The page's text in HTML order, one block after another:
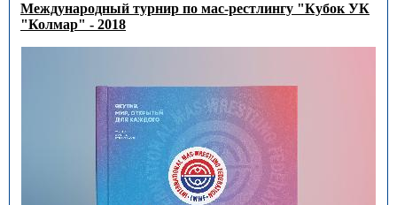
Международный турнир по мас-рестлингу "Кубок УК
"Колмар" - 2018